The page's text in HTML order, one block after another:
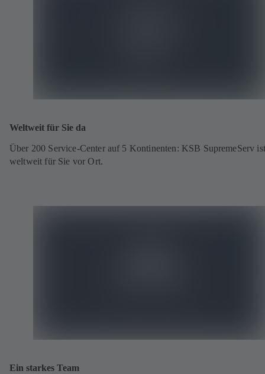
Weltweit für Sie da
Über 200 Service-Center auf 5 Kontinenten: KSB SupremeServ ist
weltweit für Sie vor Ort.
Ein starkes Team